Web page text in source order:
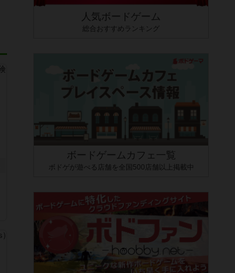
人気ボードゲーム
総合おすすめランキング
ボードゲームカフェ一覧
ボドゲが遊べる店舗を全国500店舗以上掲載中